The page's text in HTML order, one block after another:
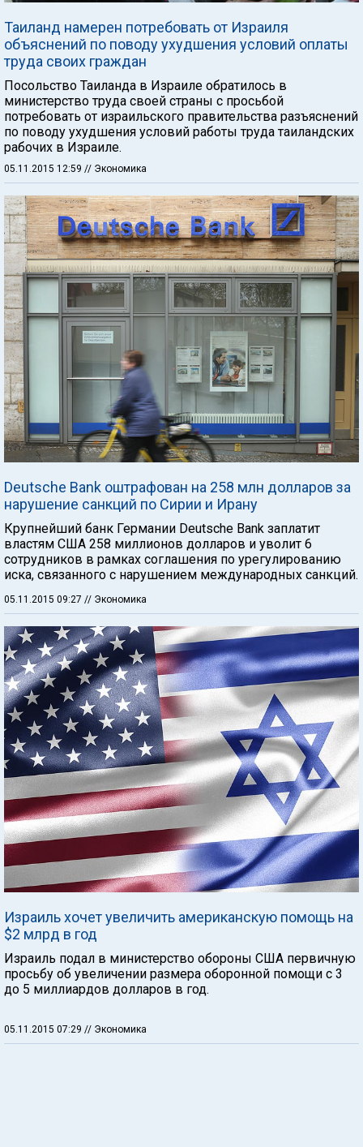
Таиланд намерен потребовать от Израиля
объяснений по поводу ухудшения условий оплаты
труда своих граждан
Посольство Таиланда в Израиле обратилось в
министерство труда своей страны с просьбой
потребовать от израильского правительства разъяснений
по поводу ухудшения условий работы труда таиландских
рабочих в Израиле.
05.11.2015 12:59 // Экономика
Deutsche Bank оштрафован на 258 млн долларов за
нарушение санкций по Сирии и Ирану
Крупнейший банк Германии Deutsche Bank заплатит
властям США 258 миллионов долларов и уволит 6
сотрудников в рамках соглашения по урегулированию
иска, связанного с нарушением международных санкций.
05.11.2015 09:27 // Экономика
Израиль хочет увеличить американскую помощь на
$2 млрд в год
Израиль подал в министерство обороны США первичную
просьбу об увеличении размера оборонной помощи с 3
до 5 миллиардов долларов в год.
05.11.2015 07:29 // Экономика